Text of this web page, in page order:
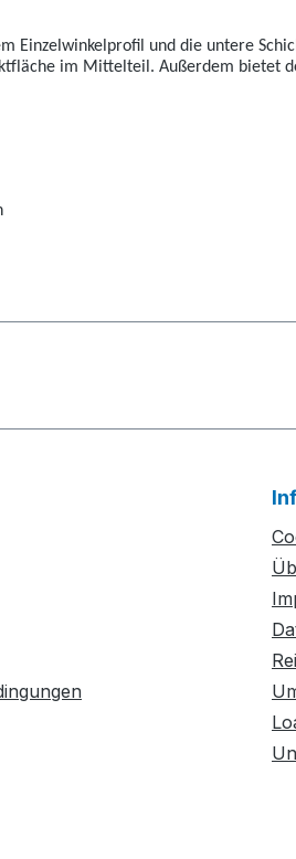
Einzelwinkelprofil und die untere
im Mittelteil. Außerdem bietet